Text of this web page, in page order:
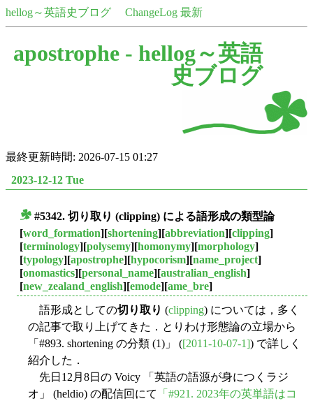
hellog～英語史ブログ ChangeLog 最新
apostrophe - hellog～英語
史ブログ
最終更新時間: 2026-07-15 01:27
2023-12-12 Tue
#5342. 切り取り (clipping) による語形成の類型論
[word_formation][shortening][abbreviation][clipping]
[terminology][polysemy][homonymy][morphology]
[typology][apostrophe][hypocorism][name_project]
[onomastics][personal_name][australian_english]
[new_zealand_english][emode][ame_bre]
語形成としての切り取り (clipping) については，多く
の記事で取り上げてきた．とりわけ形態論の立場から
「#893. shortening の分類 (1)」 ([2011-10-07-1]) で詳しく
紹介した．
先日12月8日の Voicy 「英語の語源が身につくラジ
オ」 (heldio) の配信回にて
「#921. 2023年の英単語はコ